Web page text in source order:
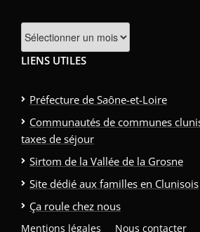
Archives
LIENS UTILES
Préfecture de Saône-et-Loire
Communautés de communes
taxes de séjour
Sirtom de la Vallée de la Grosne
Site dédié aux familles en Clunisois
Ça roule chez nous
Mentions légales Nous contacter